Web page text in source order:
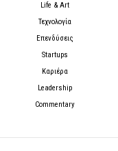
Life & Art
Τεχνολογία
Επενδύσεις
Startups
Καριέρα
Leadership
Commentary